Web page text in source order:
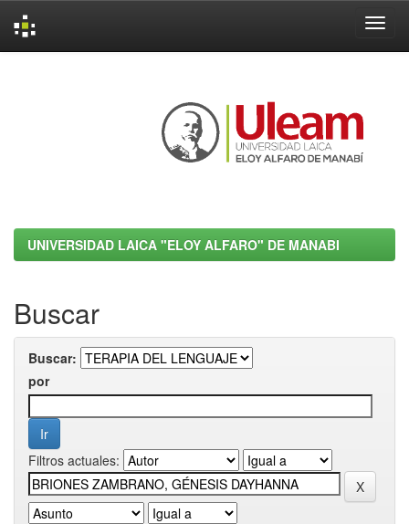
UNIVERSIDAD LAICA "ELOY ALFARO" DE MANABI
Buscar
Buscar:
por
Filtros actuales: